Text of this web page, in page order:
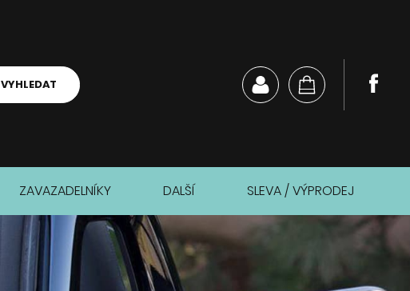
VYHLEDAT
ZAVAZADELNÍKY DALŠÍ SLEVA / VÝPRODEJ